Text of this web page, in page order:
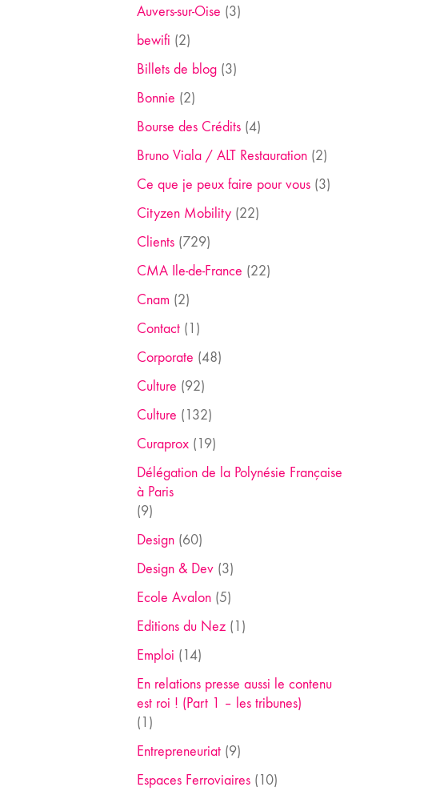
Auvers-sur-Oise (3)
bewifi (2)
Billets de blog(3)
Bonnie (2)
Bourse des Crédits(4)
Bruno Viala / ALT Restauration(2)
Ce que je peux faire pour vous(3)
Cityzen Mobility(22)
Clients(729)
CMA Ile-de-France (22)
Cnam (2)
Contact(1)
Corporate (48)
Culture (92)
Culture (132)
Curaprox(19)
Délégation de la Polynésie Française
à Paris
(9)
Design(60)
Design & Dev(3)
Ecole Avalon(5)
Editions du Nez(1)
Emploi (14)
En relations presse aussi le contenu
est roi ! (Part 1 – les tribunes)
(1)
Entrepreneuriat(9)
Espaces Ferroviaires(10)